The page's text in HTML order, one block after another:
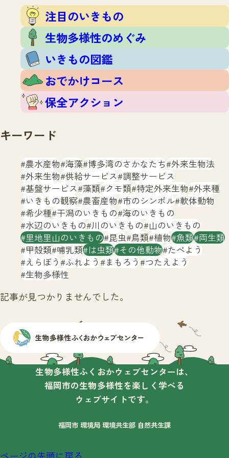
文字サイズ 小 中 大
注目のいきもの
生物多様性のめぐみ
いきもの図鑑
おでかけコース
保全アクション
いきもの調査隊
調査レポート
調査レポートTOP
調査結果
ふくおかいきものマップ
マッチング
マッチングTOP
掲載申し込みフォーム
お問合せ
生物多様性ふくおかウェブセンターとは
サイトマップ
注目のいきもの
生物多様性のめぐみ
いきもの図鑑
おでかけコース
保全アクション
キーワード
農水産物 海藻 博多湾のさかなたち 外来生物法
外来生物 供給サービス 調整サービス
基盤サービス 藻類 クモ類 特定外来生物 外来種
いきもの観察 農畜産物 市のシンボル 軟体動物
希少種 干潟のいきもの 海のいきもの
水辺のいきもの 川のいきもの 山のいきもの
里地里山のいきもの 昆虫 鳥類 植物 魚類 両生類
甲殻類 哺乳類 は虫類 その他動物 たべよう
えらぼう ふれよう まもろう つたえよう
生物多様性
記事が見つかりませんでした。
生物多様性ふくおかウェブセンターは、
福岡市の生物多様性を楽しく学べる
ウェブサイトです。
福岡市 環境局 環境共生部 自然共生課